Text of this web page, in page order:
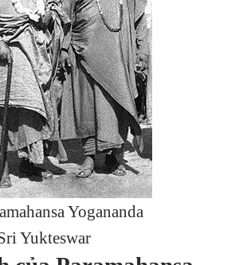
Yogananda
Yukteswar